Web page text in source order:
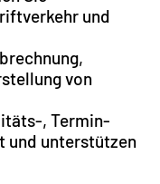
und
von
, Termin-
und unterstützen